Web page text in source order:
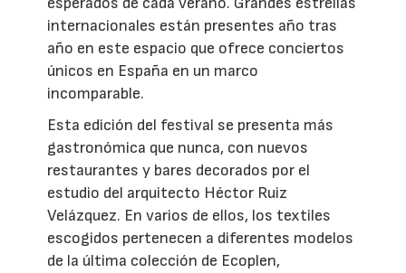
internacionales están presentes año tras
año en este espacio que ofrece conciertos
únicos en España en un marco
incomparable.
Esta edición del festival se presenta más
gastronómica que nunca, con nuevos
restaurantes y bares decorados por el
estudio del arquitecto Héctor Ruiz
Velázquez. En varios de ellos, los textiles
escogidos pertenecen a diferentes modelos
de la última colección de Ecoplen,